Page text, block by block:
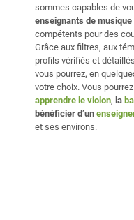
sommes capables de
enseignants de
compétents pour des
Grâce aux filtres, aux
profils vérifiés et
vous pourrez, en
votre choix. Vous
apprendre le violon, la
bénéficier d’un
et ses environs.